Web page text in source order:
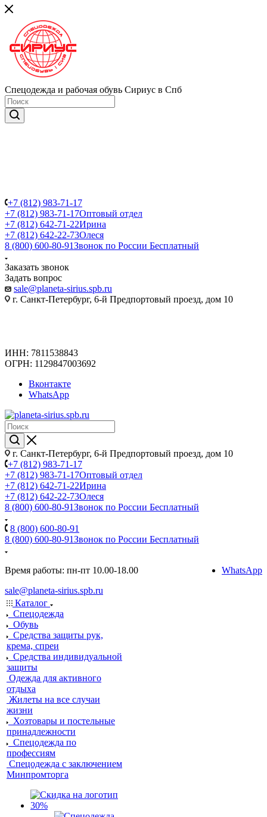
Спецодежда и рабочая обувь Сириус в Спб
+7 (812) 983-71-17
+7 (812) 983-71-17Оптовый отдел
+7 (812) 642-71-22Ирина
+7 (812) 642-22-73Олеся
8 (800) 600-80-91Звонок по России Бесплатный
Заказать звонок
Задать вопрос
sale@planeta-sirius.spb.ru
г. Санкт-Петербург, 6-й Предпортовый проезд, дом 10
ИНН: 7811538843
ОГРН: 1129847003692
Вконтакте
WhatsApp
г. Санкт-Петербург, 6-й Предпортовый проезд, дом 10
+7 (812) 983-71-17
+7 (812) 983-71-17Оптовый отдел
+7 (812) 642-71-22Ирина
+7 (812) 642-22-73Олеся
8 (800) 600-80-91Звонок по России Бесплатный
8 (800) 600-80-91
8 (800) 600-80-91Звонок по России Бесплатный
Время работы: пн-пт 10.00-18.00
sale@planeta-sirius.spb.ru
WhatsApp
Каталог
Спецодежда
Обувь
Средства защиты рук,
крема, спреи
Средства индивидуальной
защиты
Одежда для активного
отдыха
Жилеты на все случаи
жизни
Хозтовары и постельные
принадлежности
Спецодежда по
профессиям
Спецодежда с заключением
Минпромторга